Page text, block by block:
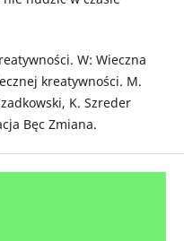
W: Wieczna
kreatywności. M.
K. Szreder
Bęc Zmiana.